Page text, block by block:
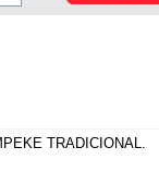
TRADICIONAL.